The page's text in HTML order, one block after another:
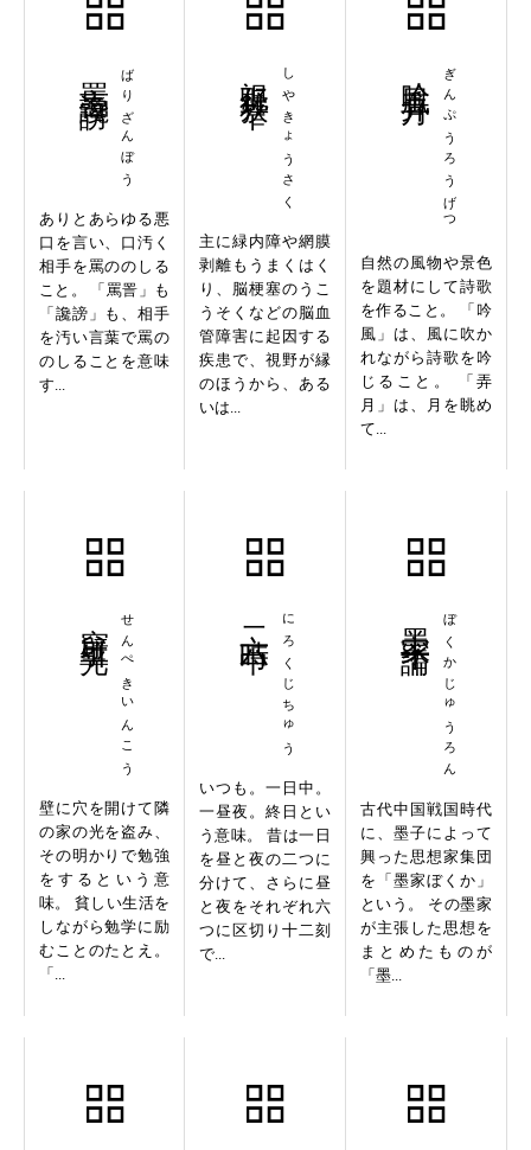
ばりざんぼう
ありとあらゆる悪
口を言い、口汚く
相手を罵ののしる
こと。 「罵詈」も
「讒謗」も、相手
を汚い言葉で罵の
のしることを意味
す...
しやきょうさく
主に緑内障や網膜
剥離もうまくはく
り、脳梗塞のうこ
うそくなどの脳血
管障害に起因する
疾患で、視野が縁
のほうから、ある
いは...
ぎんぷうろうげつ
自然の風物や景色
を題材にして詩歌
を作ること。 「吟
風」は、風に吹か
れながら詩歌を吟
じること。 「弄
月」は、月を眺め
て...
せんぺきいんこう
壁に穴を開けて隣
の家の光を盗み、
その明かりで勉強
をするという意
味。 貧しい生活を
しながら勉学に励
むことのたとえ。
「...
にろくじちゅう
いつも。一日中。
一昼夜。終日とい
う意味。 昔は一日
を昼と夜の二つに
分けて、さらに昼
と夜をそれぞれ六
つに区切り十二刻
で...
ぼくかじゅうろん
古代中国戦国時代
に、墨子によって
興った思想家集団
を「墨家ぼくか」
という。 その墨家
が主張した思想を
まとめたものが
「墨...